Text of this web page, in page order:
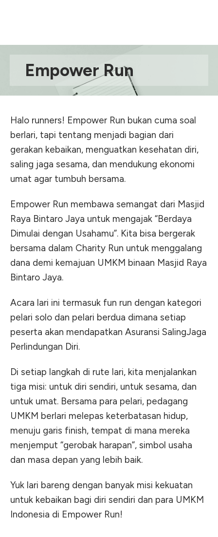
Empower Run
Halo runners! Empower Run bukan cuma soal
berlari, tapi tentang menjadi bagian dari
gerakan kebaikan, menguatkan kesehatan diri,
saling jaga sesama, dan mendukung ekonomi
umat agar tumbuh bersama.
Empower Run membawa semangat dari Masjid
Raya Bintaro Jaya untuk mengajak “Berdaya
Dimulai dengan Usahamu”. Kita bisa bergerak
bersama dalam Charity Run untuk menggalang
dana demi kemajuan UMKM binaan Masjid Raya
Bintaro Jaya.
Acara lari ini termasuk fun run dengan kategori
pelari solo dan pelari berdua dimana setiap
peserta akan mendapatkan Asuransi SalingJaga
Perlindungan Diri.
Di setiap langkah di rute lari, kita menjalankan
tiga misi: untuk diri sendiri, untuk sesama, dan
untuk umat. Bersama para pelari, pedagang
UMKM berlari melepas keterbatasan hidup,
menuju garis finish, tempat di mana mereka
menjemput “gerobak harapan”, simbol usaha
dan masa depan yang lebih baik.
Yuk lari bareng dengan banyak misi kekuatan
untuk kebaikan bagi diri sendiri dan para UMKM
Indonesia di Empower Run!